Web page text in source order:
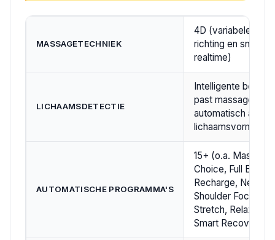
MASSAGETECHNIEK
4D (variabele
richting en
realtime)
LICHAAMSDETECTIE
Intelligente body
past
automatisch aan
lichaamsvorm
AUTOMATISCHE PROGRAMMA'S
15+ (o.a. Masters
Choice, Full Body
Recharge, Neck &
Shoulder Focus,
Stretch, Relax &
Smart Recovery)